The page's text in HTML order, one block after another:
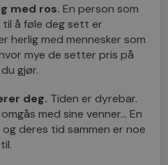
med ros.En person som
å føle deg sett er
herlig med mennesker som
mye de setter pris på
gjør.
deg. Tiden er dyrebar.
med sine venner… En
deres tid sammen er noe